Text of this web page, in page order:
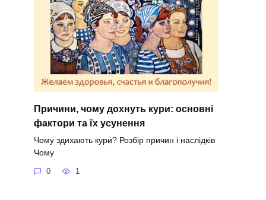
Причини, чому дохнуть кури: основні
фактори та їх усунення
Чому здихають кури? Розбір причин і наслідків
Чому
0 1